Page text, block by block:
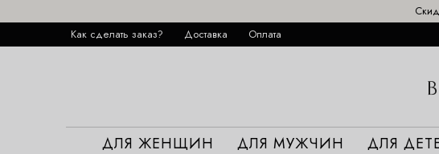
Как сделать заказ?
Доставка Оплата
ДЛЯ ЖЕНЩИН ДЛЯ МУЖЧИН ДЛЯ